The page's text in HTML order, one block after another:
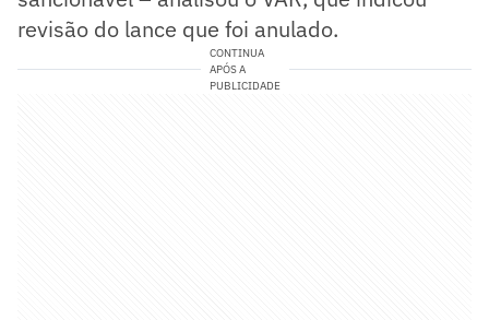
revisão do lance que foi anulado.
CONTINUA
APÓS A
PUBLICIDADE